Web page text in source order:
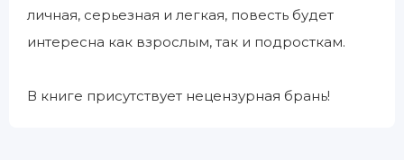
личная, серьезная и легкая, повесть будет
интересна как взрослым, так и подросткам.
В книге присутствует нецензурная брань!